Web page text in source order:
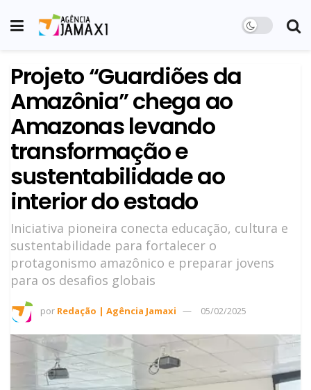
Projeto “Guardiões da
Amazônia” chega ao
Amazonas levando
transformação e
sustentabilidade ao
interior do estado
Iniciativa pioneira conecta educação, cultura e
sustentabilidade para fortalecer o
protagonismo amazônico e preparar jovens
para os desafios globais
por Redação | Agência Jamaxi 05/02/2025